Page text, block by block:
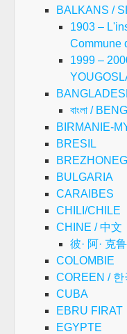
BALKANS /
1903 –
Commune
1999 –
বাংলা /
BIRMANIE-
BRESIL
BULGARIA
CARAIBES
CHILI/CHILE
CHINE / 中文
彼· 阿· 克
COLOMBIE
COREEN / 한
CUBA
EBRU FIRAT
EGYPTE